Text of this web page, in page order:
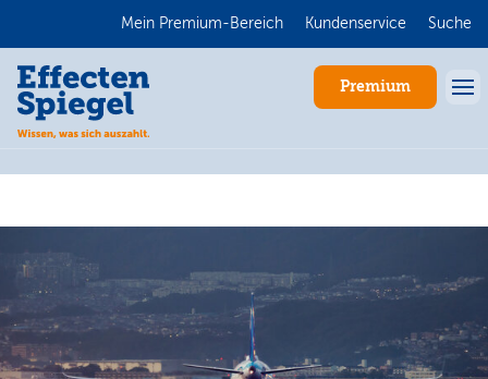
Mein Premium-Bereich Kundenservice Suche
Premium
Anmelden